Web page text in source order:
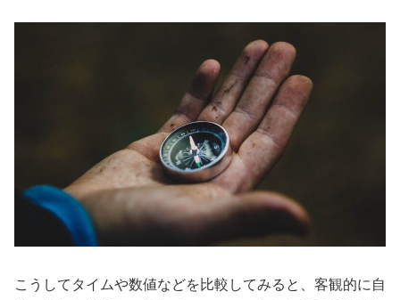
こうしてタイムや数値などを比較してみると、客観的に自